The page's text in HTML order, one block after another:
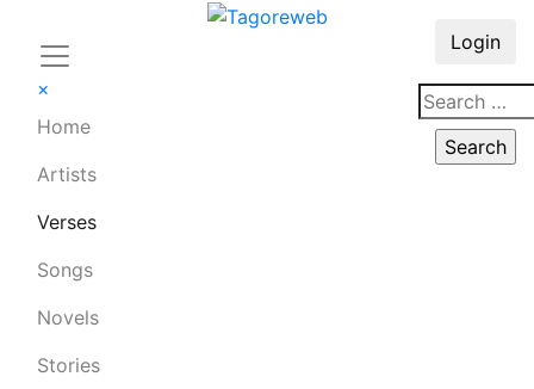
×
Home
Artists
Verses
Songs
Novels
Stories
Login